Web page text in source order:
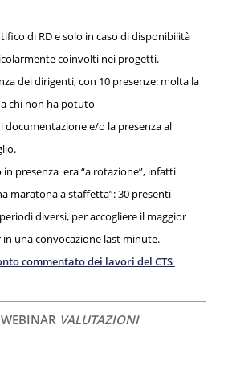
di RD e solo in caso di disponibilità
coinvolti nei progetti.
dei dirigenti, con 10 presenze: molta la
chi non ha potuto
documentazione e/o la presenza al
presenza era “a rotazione”, infatti
maratona a staffetta”: 30 presenti
diversi, per accogliere il maggior
una convocazione last minute.
commentato dei lavori del CTS
VALUTAZIONI